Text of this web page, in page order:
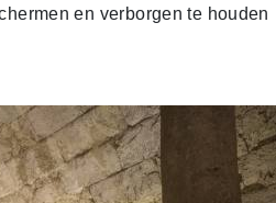
en verborgen te houden